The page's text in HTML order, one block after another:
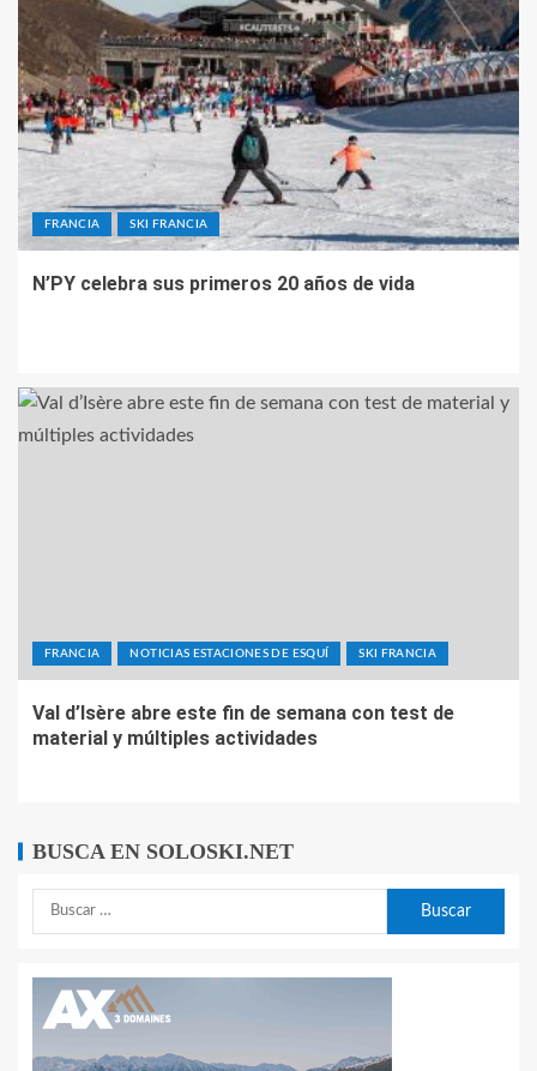
FRANCIA SKI FRANCIA
N’PY celebra sus primeros 20 años de vida
FRANCIA NOTICIAS ESTACIONES DE ESQUÍ SKI FRANCIA
Val d’Isère abre este fin de semana con test de
material y múltiples actividades
BUSCA EN SOLOSKI.NET